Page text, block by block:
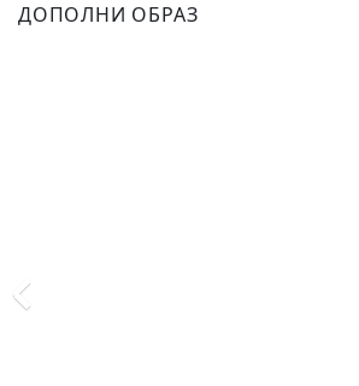
ДОПОЛНИ ОБРАЗ